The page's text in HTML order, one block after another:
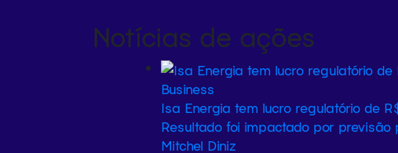
Notícias de ações
Business
Isa Energia tem lucro regulatório de
Resultado foi impactado por
Mitchel Diniz